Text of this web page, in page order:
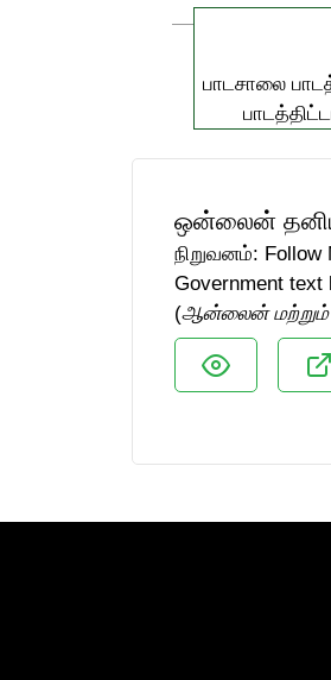
பாடசாலை
ஒன்லைன்
நிறுவனம்: Follow
Government text
(ஆன்லைன் மற்றும்